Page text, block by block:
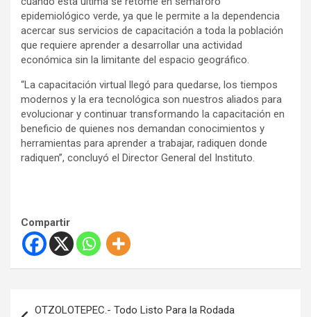
epidemiológico verde, ya que le permite a la dependencia
acercar sus servicios de capacitación a toda la población
que requiere aprender a desarrollar una actividad
económica sin la limitante del espacio geográfico.
“La capacitación virtual llegó para quedarse, los tiempos
modernos y la era tecnológica son nuestros aliados para
evolucionar y continuar transformando la capacitación en
beneficio de quienes nos demandan conocimientos y
herramientas para aprender a trabajar, radiquen donde
radiquen”, concluyó el Director General del Instituto.
Compartir
OTZOLOTEPEC.- Todo Listo Para la Rodada